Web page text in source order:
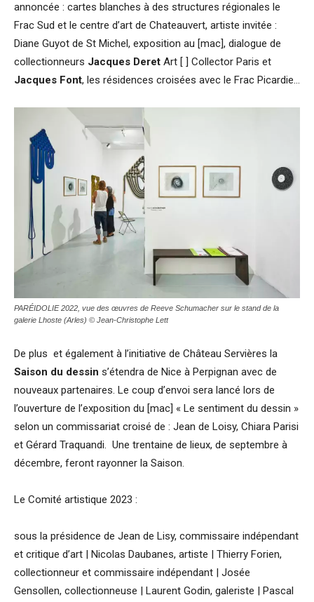
annoncée : cartes blanches à des structures régionales le
Frac Sud et le centre d’art de Chateauvert, artiste invitée :
Diane Guyot de St Michel, exposition au [mac], dialogue de
collectionneurs Jacques Deret Art [ ] Collector Paris et
Jacques Font, les résidences croisées avec le Frac Picardie…
PARÉIDOLIE 2022, vue des œuvres de Reeve Schumacher sur le stand de la
galerie Lhoste (Arles) © Jean-­Christophe Lett
De plus et également à l’initiative de Château Servières la
Saison du dessin s’étendra de Nice à Perpignan avec de
nouveaux partenaires. Le coup d’envoi sera lancé lors de
l’ouverture de l’exposition du [mac] « Le sentiment du dessin »
selon un commissariat croisé de : Jean de Loisy, Chiara Parisi
et Gérard Traquandi. Une trentaine de lieux, de septembre à
décembre, feront rayonner la Saison.
Le Comité artistique 2023 :
sous la présidence de Jean de Lisy, commissaire indépendant
et critique d’art | Nicolas Daubanes, artiste | Thierry Forien,
collectionneur et commissaire indépendant | Josée
Gensollen, collectionneuse | Laurent Godin, galeriste | Pascal